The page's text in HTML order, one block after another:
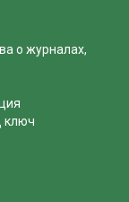
о журналах,
ключ